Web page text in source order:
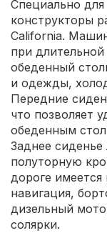
Специально
конструкторы
California.
при
обеденный
и одежды,
Передние
что позволяет
обеденным
Заднее сиденье
полуторную
дороге
навигация,
дизельный
солярки.